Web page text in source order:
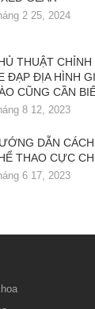
2 25, 2024
THUẬT
ĐẠP ĐỊA HÌNH
CŨNG CẦN
8 12, 2023
DẪN
THAO CỰC
6 17, 2023